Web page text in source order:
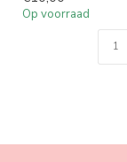
Op voorraad